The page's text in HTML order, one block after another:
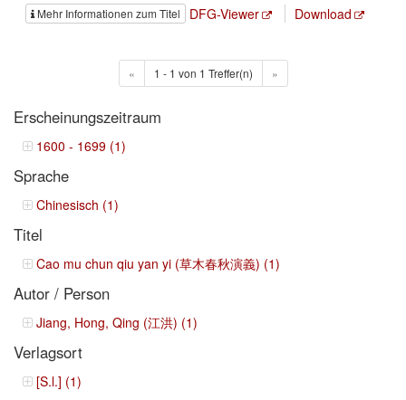
Mehr Informationen zum Titel DFG-Viewer Download
« 1 - 1 von 1 Treffer(n) »
Erscheinungszeitraum
1600 - 1699 (1)
Sprache
Chinesisch (1)
Titel
Cao mu chun qiu yan yi (草木春秋演義) (1)
Autor / Person
Jiang, Hong, Qing (江洪) (1)
Verlagsort
[S.l.] (1)